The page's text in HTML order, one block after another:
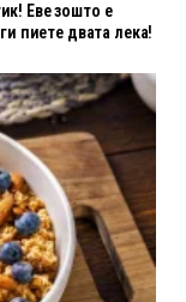
Еве зошто е
пиете двата лека!